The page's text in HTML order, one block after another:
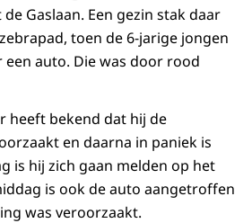
Gaslaan. Een gezin stak daar
toen de 6-jarige jongen
auto. Die was door rood
heeft bekend dat hij de
en daarna in paniek is
is hij zich gaan melden op het
is ook de auto aangetroffen
was veroorzaakt.